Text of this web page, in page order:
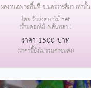
ผลงานเฉพาะพื้นที่ จ.นครราชสีมา เท่านั้น
โดย รับส่งดอกไม้.net
(ร้านดอกไม้ พลับพลา )
ราคา 1500 บาท
(ราคานี้ยังไม่รวมค่าขนส่ง)